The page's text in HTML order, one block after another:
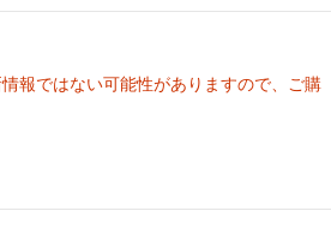
報ではない可能性がありますので、ご購